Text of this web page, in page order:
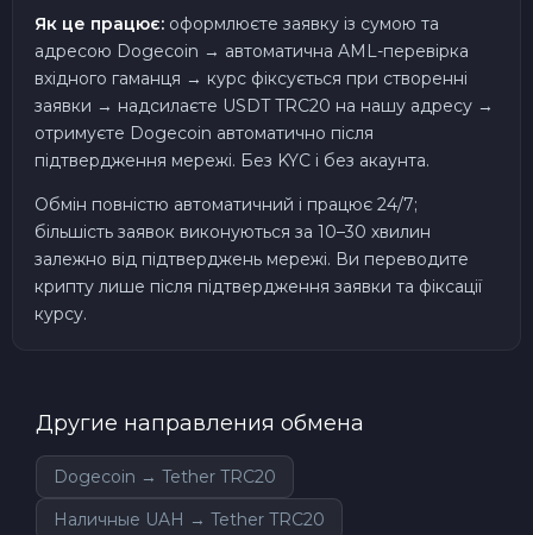
Як це працює: оформлюєте заявку із сумою та
адресою Dogecoin → автоматична AML-перевірка
вхідного гаманця → курс фіксується при створенні
заявки → надсилаєте USDT TRC20 на нашу адресу →
отримуєте Dogecoin автоматично після
підтвердження мережі. Без KYC і без акаунта.
Обмін повністю автоматичний і працює 24/7;
більшість заявок виконуються за 10–30 хвилин
залежно від підтверджень мережі. Ви переводите
крипту лише після підтвердження заявки та фіксації
курсу.
Другие направления обмена
Dogecoin → Tether TRC20
Наличные UAH → Tether TRC20